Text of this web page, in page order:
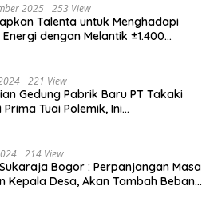
2025 253 View
Talenta untuk Menghadapi
dengan Melantik ±1.400
221 View
Gedung Pabrik Baru PT Takaki
Tuai Polemik, Ini
214 View
Bogor : Perpanjangan Masa
Kepala Desa, Akan Tambah Beban